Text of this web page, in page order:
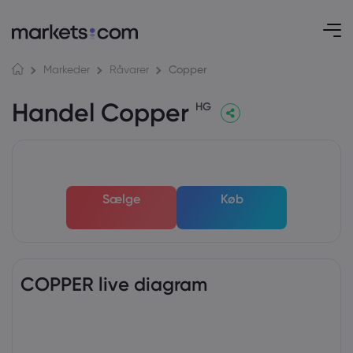
Markeder Råvarer Copper
Handel Copper HG
Sælge Køb
COPPER live diagram